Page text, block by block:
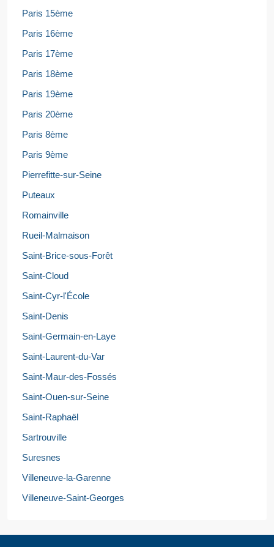
Paris 15ème
Paris 16ème
Paris 17ème
Paris 18ème
Paris 19ème
Paris 20ème
Paris 8ème
Paris 9ème
Pierrefitte-sur-Seine
Puteaux
Romainville
Rueil-Malmaison
Saint-Brice-sous-Forêt
Saint-Cloud
Saint-Cyr-l'École
Saint-Denis
Saint-Germain-en-Laye
Saint-Laurent-du-Var
Saint-Maur-des-Fossés
Saint-Ouen-sur-Seine
Saint-Raphaël
Sartrouville
Suresnes
Villeneuve-la-Garenne
Villeneuve-Saint-Georges